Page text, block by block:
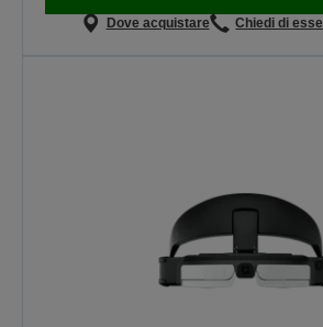
Dove acquistare Chiedi di